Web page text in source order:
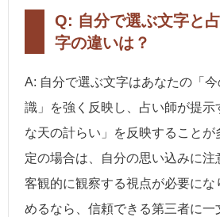
Q: 自分で選ぶ文字と
字の違いは？
A: 自分で選ぶ文字はあなたの「
識」を強く反映し、占い師が提示
な天の計らい」を反映すること
定の場合は、自分の思い込みに注
客観的に観察する視点が必要にな
めるなら、信頼できる第三者に一